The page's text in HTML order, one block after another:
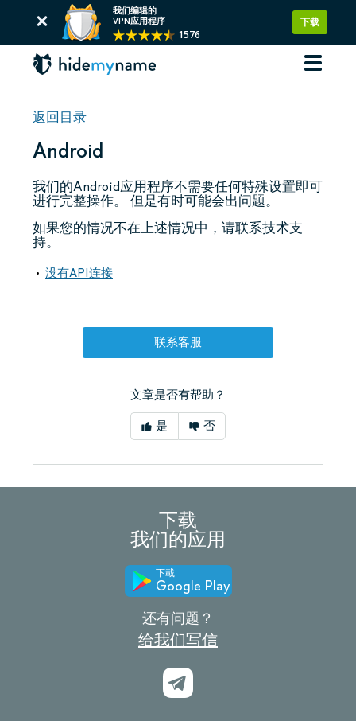
我们编辑的
VPN应用程序
1576
下载
返回目录
Android
我们的Android应用程序不需要任何特殊设置即可
进行完整操作。 但是有时可能会出问题。
如果您的情况不在上述情况中，请联系技术支
持。
没有API连接
联系客服
文章是否有帮助？
是 否
下载
我们的应用
下載
Google Play
还有问题？
给我们写信